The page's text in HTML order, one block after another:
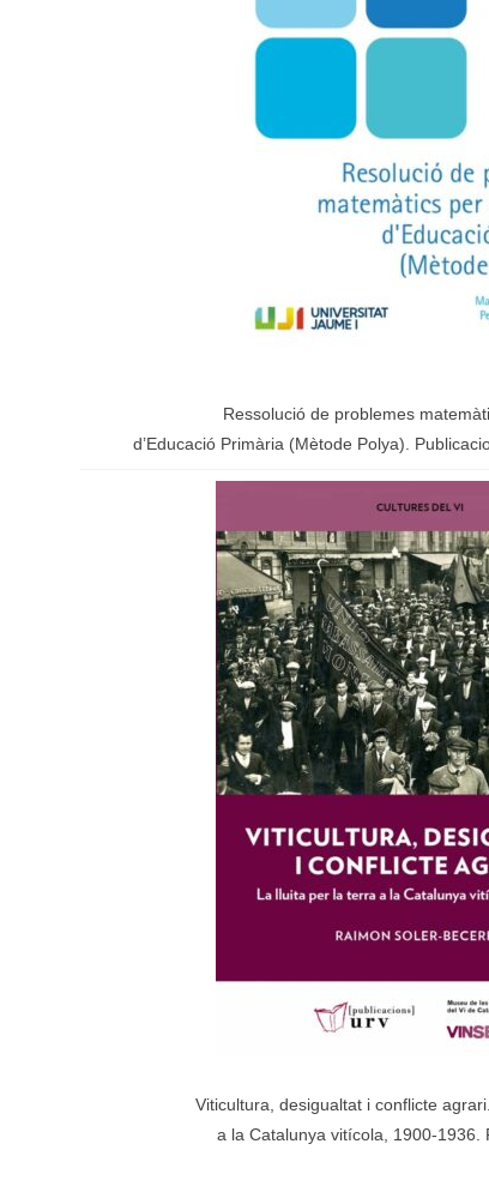
Ressolució de problemes
d’Educació Primària (Mètode Polya).
Viticultura, desigualtat i conflicte
a la Catalunya vitícola, 1900-1936.